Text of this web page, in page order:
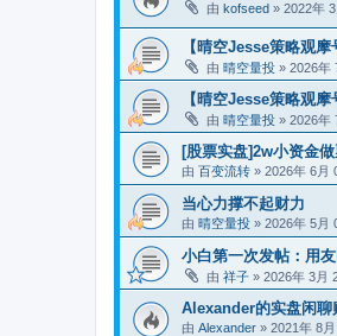
由 kofseed » 2022年
【晴空Jesse策略观
由 晴空量投 » 2026年
【晴空Jesse策略观
由 晴空量投 » 2026年
[股票实盘]2w小资金
由 百变流转 » 2026年 6月
当心力撑不起财力
由 晴空量投 » 2026年 5月
小白第一次发帖：用
由 祥子 » 2026年 3月
Alexander的实盘闲聊
由 Alexander » 2021年 8